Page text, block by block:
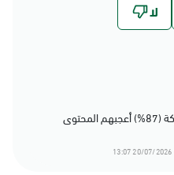
20/07/2026 13:07